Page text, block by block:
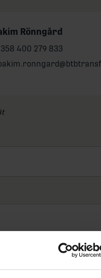
Rönngård
400 279 833